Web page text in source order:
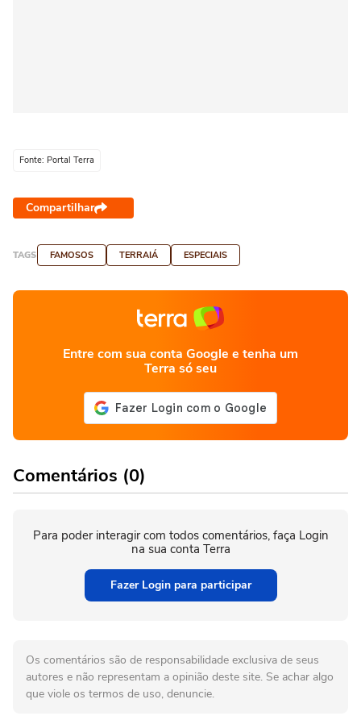
Fonte: Portal Terra
Compartilhar
TAGS FAMOSOS TERRAIÁ ESPECIAIS
Entre com sua conta Google e tenha um
Terra só seu
Comentários (0)
Para poder interagir com todos comentários, faça Login
na sua conta Terra
Fazer Login para participar
Os comentários são de responsabilidade exclusiva de seus
autores e não representam a opinião deste site. Se achar algo
que viole os termos de uso, denuncie.